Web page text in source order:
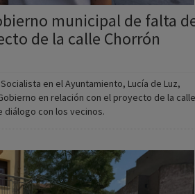
en el Ayuntamiento, Lucía de Luz,
en relación con el proyecto de la calle
con los vecinos.